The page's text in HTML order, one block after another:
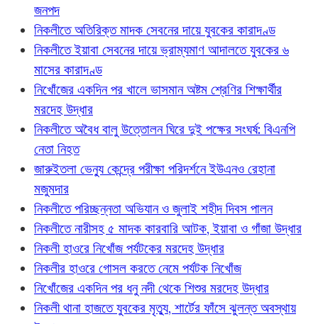
জনপদ
নিকলীতে অতিরিক্ত মাদক সেবনের দায়ে যুবকের কারাদণ্ড
নিকলীতে ইয়াবা সেবনের দায়ে ভ্রাম্যমাণ আদালতে যুবকের ৬
মাসের কারাদণ্ড
নিখোঁজের একদিন পর খালে ভাসমান অষ্টম শ্রেণির শিক্ষার্থীর
মরদেহ উদ্ধার
নিকলীতে অবৈধ বালু উত্তোলন ঘিরে দুই পক্ষের সংঘর্ষ: বিএনপি
নেতা নিহত
জারুইতলা ভেন্যু কেন্দ্রে পরীক্ষা পরিদর্শনে ইউএনও রেহানা
মজুমদার
নিকলীতে পরিচ্ছন্নতা অভিযান ও জুলাই শহীদ দিবস পালন
নিকলীতে নারীসহ ৫ মাদক কারবারি আটক, ইয়াবা ও গাঁজা উদ্ধার
নিকলী হাওরে নিখোঁজ পর্যটকের মরদেহ উদ্ধার
নিকলীর হাওরে গোসল করতে নেমে পর্যটক নিখোঁজ
নিখোঁজের একদিন পর ধনু নদী থেকে শিশুর মরদেহ উদ্ধার
নিকলী থানা হাজতে যুবকের মৃত্যু, শার্টের ফাঁসে ঝুলন্ত অবস্থায়